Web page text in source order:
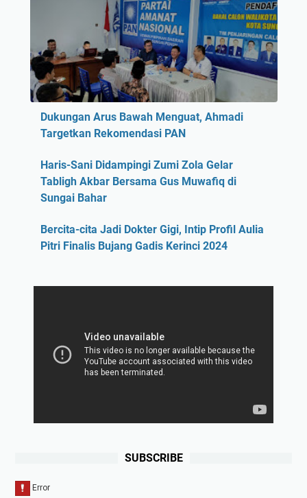
Dukungan Arus Bawah Menguat, Ahmadi
Targetkan Rekomendasi PAN
Haris-Sani Didampingi Zumi Zola Gelar
Tabligh Akbar Bersama Gus Muwafiq di
Sungai Bahar
Bercita-cita Jadi Dokter Gigi, Intip Profil Aulia
Pitri Finalis Bujang Gadis Kerinci 2024
SUBSCRIBE